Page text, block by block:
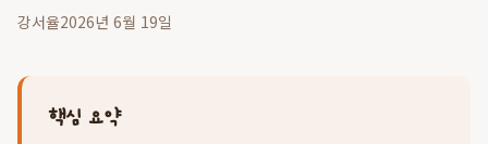
강서율2026년 6월 19일
핵심 요약